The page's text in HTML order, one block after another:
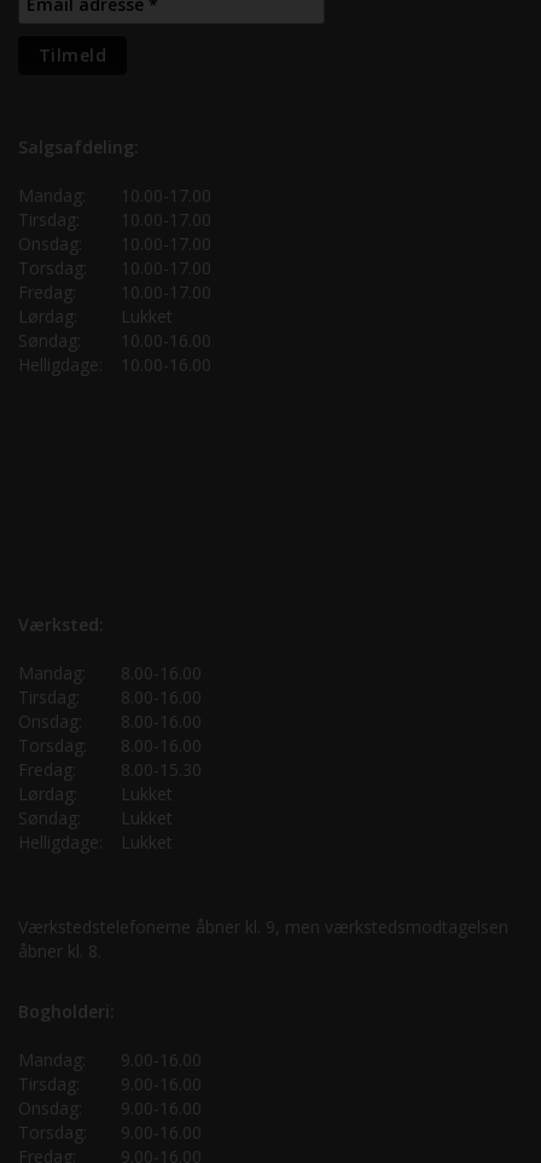
Salgsafdeling:
Mandag:
10.00-17.00
Tirsdag:
10.00-17.00
Onsdag:
10.00-17.00
Torsdag:
10.00-17.00
Fredag:
10.00-17.00
Lørdag:
Lukket
Søndag:
10.00-16.00
Helligdage:
10.00-16.00
Værksted:
Mandag:
8.00-16.00
Tirsdag:
8.00-16.00
Onsdag:
8.00-16.00
Torsdag:
8.00-16.00
Fredag:
8.00-15.30
Lørdag:
Lukket
Søndag:
Lukket
Helligdage:
Lukket
Værkstedstelefonerne åbner kl. 9, men værkstedsmodtagelsen
åbner kl. 8.
Bogholderi:
Mandag:
9.00-16.00
Tirsdag:
9.00-16.00
Onsdag:
9.00-16.00
Torsdag:
9.00-16.00
Fredag:
9.00-16.00